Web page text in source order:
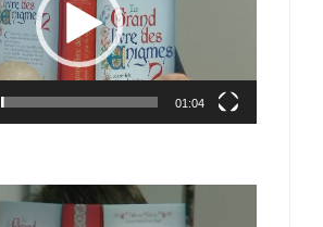
01:04